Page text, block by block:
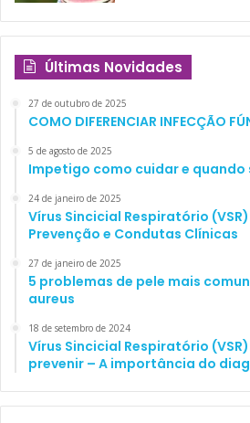
FATORES
Segundo Pizzol8, os fatores que
podem ser divididos de forma
fatores locais
oclusais);
fatores sistêmicos(indivíduos
ou rinite, pacientes com
fatores psicológicos
fatores ocupacionais
competição); e
fatores hereditários
Últimas Novidades
27 de outubro de 2025
COMO DIFERENCIAR INFECÇÃO
5 de agosto de 2025
Impetigo como cuidar e quando
24 de janeiro de 2025
Vírus Sincicial Respiratório
Prevenção e Condutas Clínicas
27 de janeiro de 2025
5 problemas de pele mais
aureus
18 de setembro de 2024
Vírus Sincicial Respiratório
prevenir – A importância do